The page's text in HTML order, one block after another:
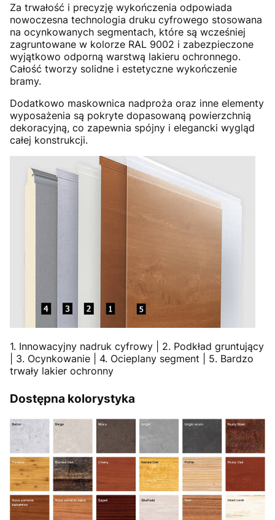
Za trwałość i precyzję wykończenia odpowiada
nowoczesna technologia druku cyfrowego stosowana
na ocynkowanych segmentach, które są wcześniej
zagruntowane w kolorze RAL 9002 i zabezpieczone
wyjątkowo odporną warstwą lakieru ochronnego.
Całość tworzy solidne i estetyczne wykończenie
bramy.
Dodatkowo maskownica nadproża oraz inne elementy
wyposażenia są pokryte dopasowaną powierzchnią
dekoracyjną, co zapewnia spójny i elegancki wygląd
całej konstrukcji.
1. Innowacyjny nadruk cyfrowy | 2. Podkład gruntujący
| 3. Ocynkowanie | 4. Ocieplany segment | 5. Bardzo
trwały lakier ochronny
Dostępna kolorystyka